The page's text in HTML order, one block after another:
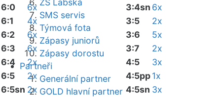
ZŠ Labská
SMS servis
Týmová fota
Zápasy juniorů
Zápasy dorostu
Partneři
Generální partner
GOLD hlavní partner
6:0
6x
6:1
4x
6:2
6x
6:3
6x
6:4
2x
6:5
2x
6:5sn 2x
3:4sn 6x
3:5
2x
3:6
5x
3:7
2x
4:5
3x
4:5pp1x
4:5sn 3x